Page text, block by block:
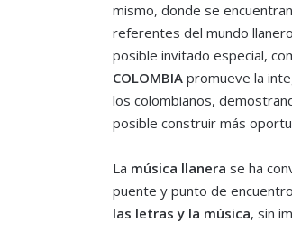
mismo, donde se
referentes del mundo
posible invitado especial,
COLOMBIApromueve la
los colombianos,
posible construir más
La música llanera se ha
puente y punto de
las letras y la música, sin